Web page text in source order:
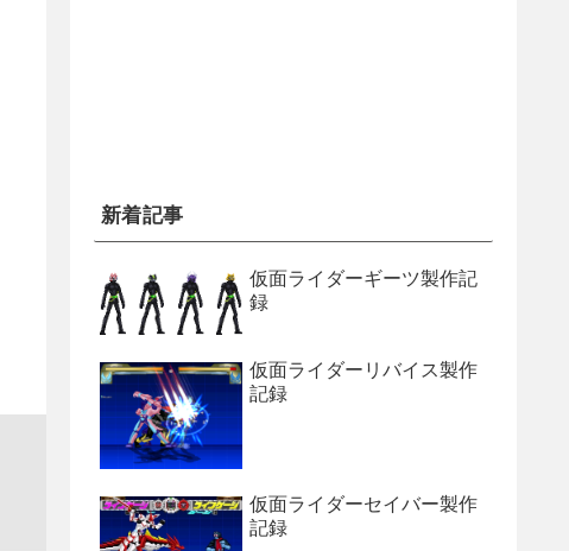
新着記事
仮面ライダーギーツ製作記
録
仮面ライダーリバイス製作
記録
仮面ライダーセイバー製作
記録